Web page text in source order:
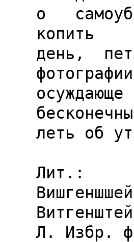
о
копить
день,
леть об
Лит.:
Л. Избр.